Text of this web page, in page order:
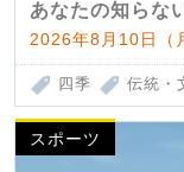
あなたの知らな
2026年8月10日（
四季 伝統・
スポーツ